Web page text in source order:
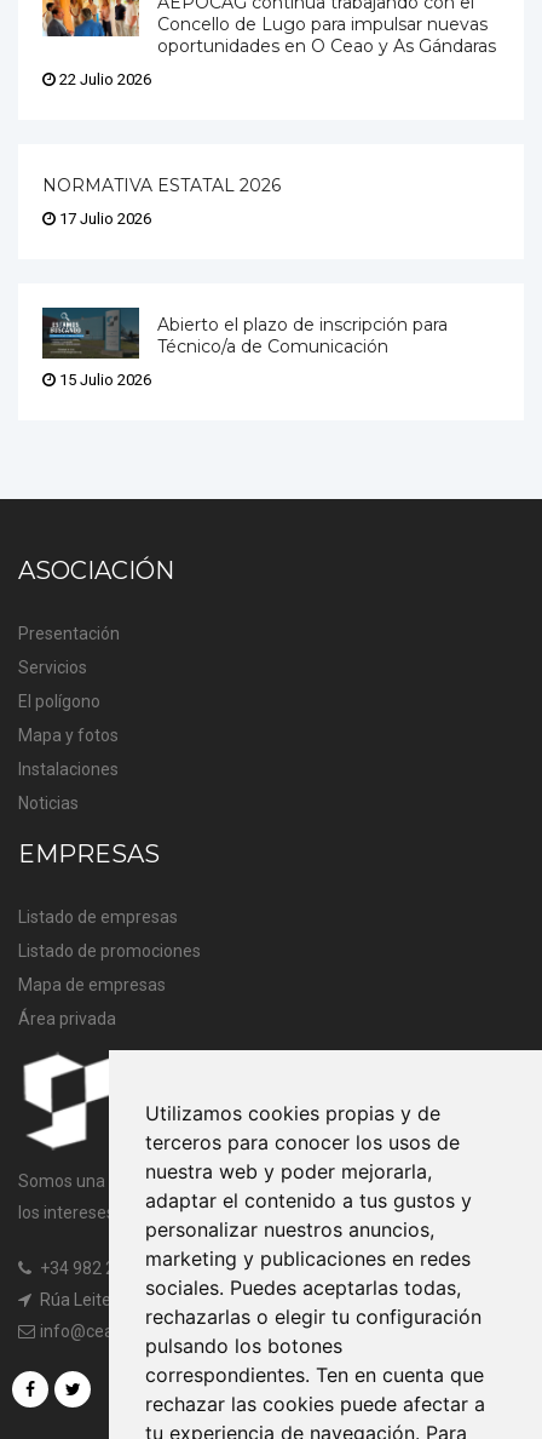
Utilizamos cookies propias y de
terceros para conocer los usos de
nuestra web y poder mejorarla,
adaptar el contenido a tus gustos y
personalizar nuestros anuncios,
marketing y publicaciones en redes
sociales. Puedes aceptarlas todas,
rechazarlas o elegir tu configuración
pulsando los botones
correspondientes. Ten en cuenta que
rechazar las cookies puede afectar a
tu experiencia de navegación. Para
Concello de Lugo para impulsar nuevas
oportunidades en O Ceao y As Gándaras
22 Julio 2026
NORMATIVA ESTATAL 2026
17 Julio 2026
Abierto el plazo de inscripción para
Técnico/a de Comunicación
15 Julio 2026
ASOCIACIÓN
Presentación
Servicios
El polígono
Mapa y fotos
Instalaciones
Noticias
EMPRESAS
Listado de empresas
Listado de promociones
Mapa de empresas
Área privada
Somos una entidad sin ánimo de lucro cuya finalidad es velar por
los intereses comunes de todos los miembros de la Asociación.
+34 982 20 97 45|
+34 982 20 97 97
Rúa Leiteiras, s/n, 27003 Lugo
info@ceaogandaras.org